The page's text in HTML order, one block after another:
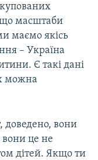
що масштаби
маємо якісь
– Україна
Є такі дані
можна
доведено, вони
вони це не
дітей. Якщо ти